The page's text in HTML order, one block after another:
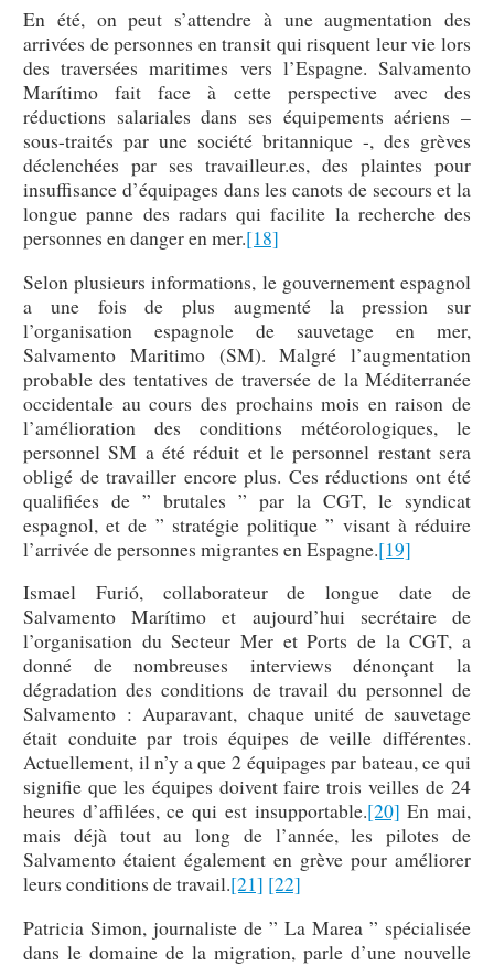
En été, on peut s’attendre à une augmentation des
arrivées de personnes en transit qui risquent leur vie lors
des traversées maritimes vers l’Espagne. Salvamento
Marítimo fait face à cette perspective avec des
réductions salariales dans ses équipements aériens –
sous-traités par une société britannique -, des grèves
déclenchées par ses travailleur.es, des plaintes pour
insuffisance d’équipages dans les canots de secours et la
longue panne des radars qui facilite la recherche des
personnes en danger en mer.[18]
Selon plusieurs informations, le gouvernement espagnol
a une fois de plus augmenté la pression sur
l’organisation espagnole de sauvetage en mer,
Salvamento Maritimo (SM). Malgré l’augmentation
probable des tentatives de traversée de la Méditerranée
occidentale au cours des prochains mois en raison de
l’amélioration des conditions météorologiques, le
personnel SM a été réduit et le personnel restant sera
obligé de travailler encore plus. Ces réductions ont été
qualifiées de ” brutales ” par la CGT, le syndicat
espagnol, et de ” stratégie politique ” visant à réduire
l’arrivée de personnes migrantes en Espagne.[19]
Ismael Furió, collaborateur de longue date de
Salvamento Marítimo et aujourd’hui secrétaire de
l’organisation du Secteur Mer et Ports de la CGT, a
donné de nombreuses interviews dénonçant la
dégradation des conditions de travail du personnel de
Salvamento : Auparavant, chaque unité de sauvetage
était conduite par trois équipes de veille différentes.
Actuellement, il n’y a que 2 équipages par bateau, ce qui
signifie que les équipes doivent faire trois veilles de 24
heures d’affilées, ce qui est insupportable.[20] En mai,
mais déjà tout au long de l’année, les pilotes de
Salvamento étaient également en grève pour améliorer
leurs conditions de travail.[21] [22]
Patricia Simon, journaliste de ” La Marea ” spécialisée
dans le domaine de la migration, parle d’une nouvelle